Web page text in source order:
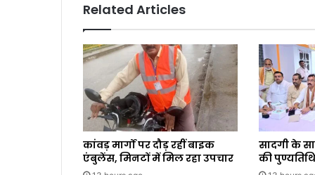
Related Articles
कांवड़ मार्गों पर दौड़ रहीं बाइक
एंबुलेंस, मिनटों में मिल रहा उपचार
सादगी के
की